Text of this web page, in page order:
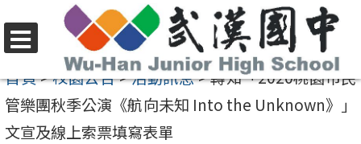
至
要
內
選
單
首頁>校園公告>活動訊息>轉知「2020桃園市民
管樂團秋季公演《航向未知 Into the Unknown》」
文宣及線上索票填寫表單